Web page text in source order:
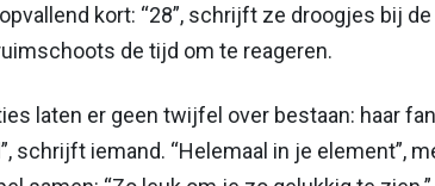
kort: “28”, schrijft ze droogjes bij
de tijd om te reageren.
laten er geen twijfel over bestaan: haar
schrijft iemand. “Helemaal in je element”,